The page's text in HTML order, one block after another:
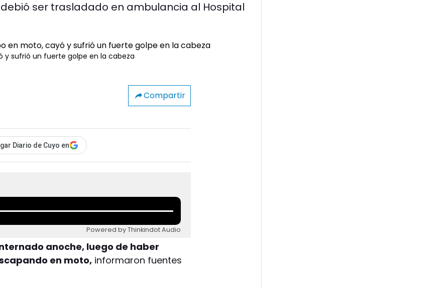
ser trasladado en ambulancia al Hospital
y sufrió un fuerte golpe en la cabeza
Compartir
Diario de Cuyo en
Powered by Thinkindot Audio
anoche, luego de haber
en moto, informaron fuentes